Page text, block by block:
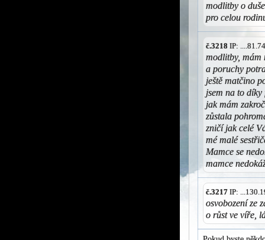
modlitby o
pro celou
č.3218 IP:
modlitby, mám
a poruchy
ještě matčino
jsem na to
jak mám
zůstala
zničí jak celé
mé malé
Mamce se
mamce
č.3217 IP:
osvobození ze
o růst ve víře,